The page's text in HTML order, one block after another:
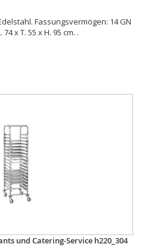
Fassungsvermögen: 14 GN
x T. 55 x H. 95 cm. .
und Catering-Service h220_304